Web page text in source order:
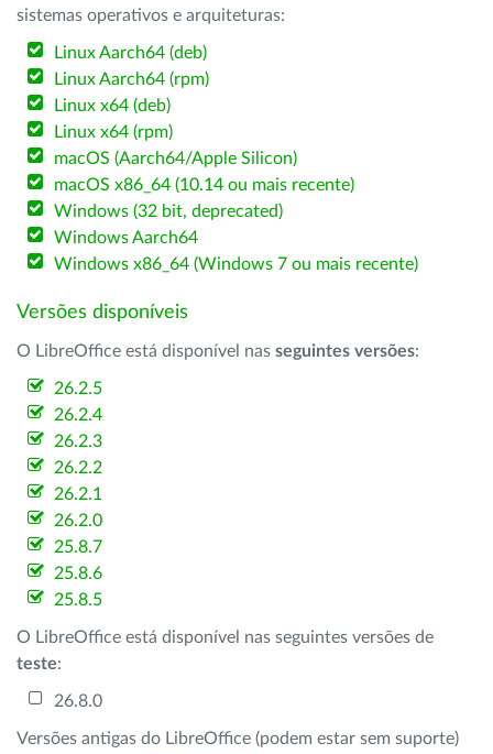
sistemas operativos e arquiteturas:
Linux Aarch64 (deb)
Linux Aarch64 (rpm)
Linux x64 (deb)
Linux x64 (rpm)
macOS (Aarch64/Apple Silicon)
macOS x86_64 (10.14 ou mais recente)
Windows (32 bit, deprecated)
Windows Aarch64
Windows x86_64 (Windows 7 ou mais recente)
Versões disponíveis
O LibreOffice está disponível nas seguintes versões:
26.2.5
26.2.4
26.2.3
26.2.2
26.2.1
26.2.0
25.8.7
25.8.6
25.8.5
O LibreOffice está disponível nas seguintes versões de
teste:
26.8.0
Versões antigas do LibreOffice (podem estar sem suporte)